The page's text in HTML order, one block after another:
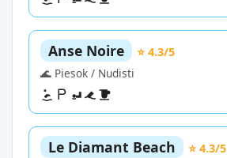
Anse Noire
⭐ 4.3/5
🌊 Piesok / Nudisti
Le Diamant Beach
⭐ 4.3/5